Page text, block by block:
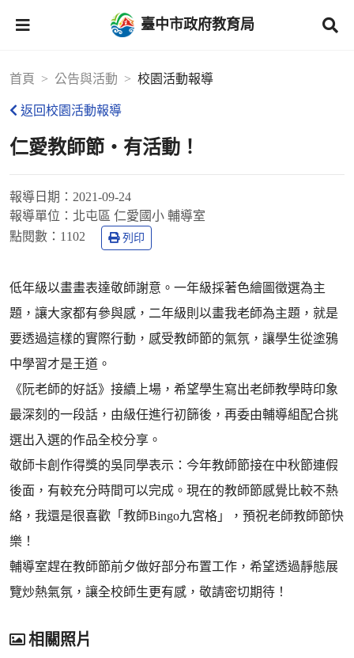
臺中市政府教育局
首頁 公告與活動 校園活動報導
返回校園活動報導
仁愛教師節‧有活動！
報導日期： 2021-09-24
報導單位： 北屯區 仁愛國小 輔導室
點閱數： 1102 列印
低年級以畫畫表達敬師謝意。一年級採著色繪圖徵選為主
題，讓大家都有參與感，二年級則以畫我老師為主題，就是
要透過這樣的實際行動，感受教師節的氣氛，讓學生從塗鴉
中學習才是王道。
《阮老師的好話》接續上場，希望學生寫出老師教學時印象
最深刻的一段話，由級任進行初篩後，再委由輔導組配合挑
選出入選的作品全校分享。
敬師卡創作得獎的吳同學表示：今年教師節接在中秋節連假
後面，有較充分時間可以完成。現在的教師節感覺比較不熱
絡，我還是很喜歡「教師Bingo九宮格」，預祝老師教師節快
樂！
輔導室趕在教師節前夕做好部分布置工作，希望透過靜態展
覽炒熱氣氛，讓全校師生更有感，敬請密切期待！
相關照片